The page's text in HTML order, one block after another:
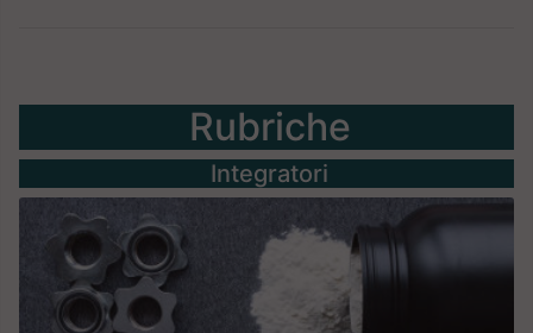
Rubriche
Integratori